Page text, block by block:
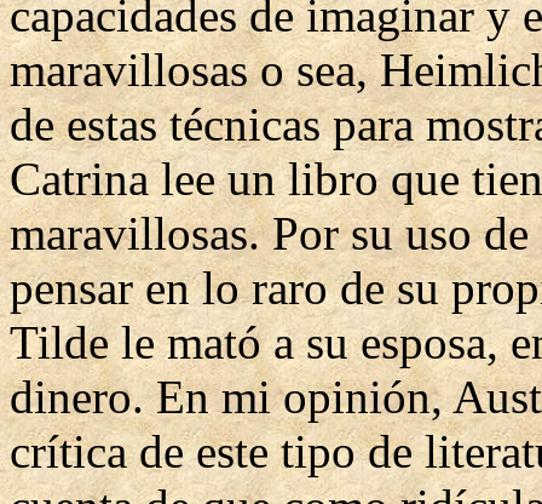
capacidades de imaginar y
maravillosas o sea,
de estas técnicas para
Catrina lee un libro que
maravillosas. Por su uso
pensar en lo raro de su
Tilde le mató a su esposa,
dinero. En mi opinión,
crítica de este tipo de